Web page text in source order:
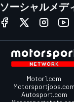
ソーシャルメデ
Motor1.com
Motorsportjobs.com
Autosport.com